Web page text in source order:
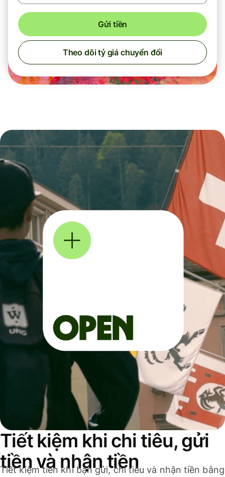
Gửi tiền
Theo dõi tỷ giá chuyển đổi
Tiết kiệm khi chi tiêu, gửi
tiền và nhận tiền
Tiết kiệm tiền khi bạn gửi, chi tiêu và nhận tiền bằng